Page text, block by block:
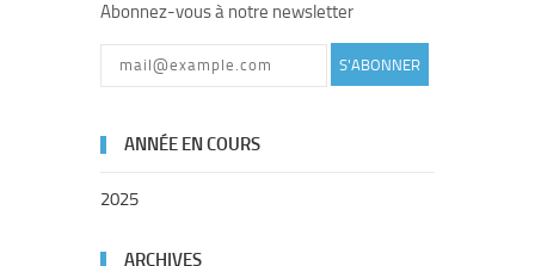
Abonnez-vous à notre newsletter
S'ABONNER
ANNÉE EN COURS
2025
ARCHIVES